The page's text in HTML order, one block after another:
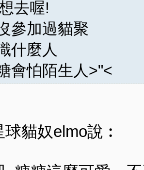
去喔!
參加過貓聚
什麼人
會怕陌生人>"<
貓奴elmo說︰